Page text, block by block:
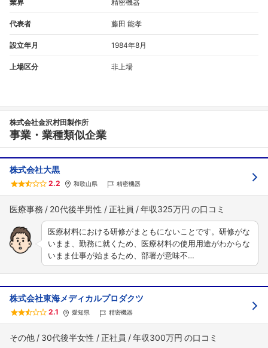
業界 精密機器
代表者 藤田 能孝
設立年月 1984年8月
上場区分 非上場
株式会社金沢村田製作所
事業・業種類似企業
株式会社大黒
2.2 和歌山県 精密機器
医療事務 20代後半男性 正社員 年収325万円
医療材料における研修がまともにないことです。研修がな
いまま、勤務に就くため、医療材料の使用用途がわからな
いまま仕事が始まるため、部署が意味不…
株式会社東海メディカルプロダクツ
2.1 愛知県 精密機器
その他 30代後半女性 正社員 年収300万円